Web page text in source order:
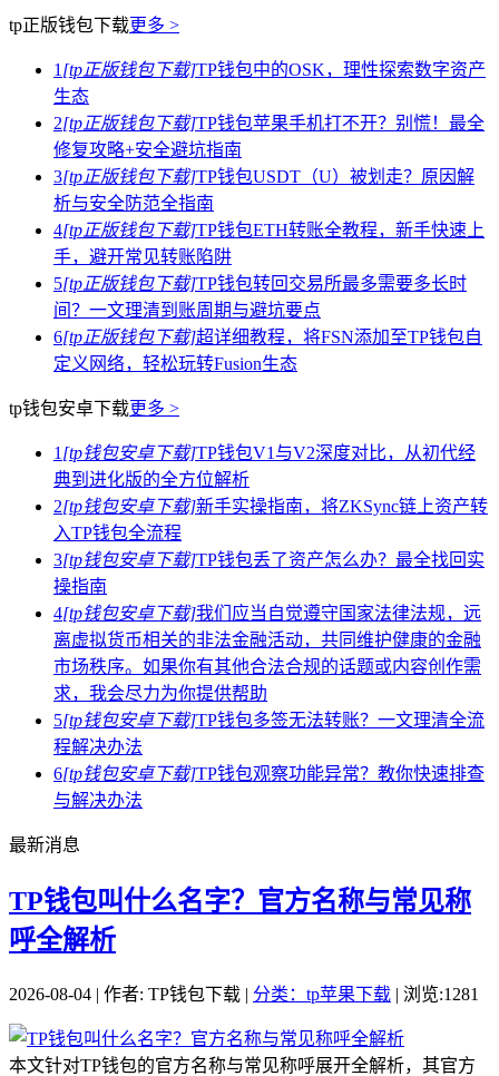
tp正版钱包下载更多 >
1 [tp正版钱包下载]TP钱包中的OSK，理性探索数字资产
生态
2[tp正版钱包下载]TP钱包苹果手机打不开？别慌！最全
修复攻略+安全避坑指南
3[tp正版钱包下载]TP钱包USDT（U）被划走？原因解
析与安全防范全指南
4[tp正版钱包下载]TP钱包ETH转账全教程，新手快速上
手，避开常见转账陷阱
5[tp正版钱包下载]TP钱包转回交易所最多需要多长时
间？一文理清到账周期与避坑要点
6[tp正版钱包下载]超详细教程，将FSN添加至TP钱包自
定义网络，轻松玩转Fusion生态
tp钱包安卓下载更多 >
1 [tp钱包安卓下载]TP钱包V1与V2深度对比，从初代经
典到进化版的全方位解析
2[tp钱包安卓下载]新手实操指南，将ZKSync链上资产转
入TP钱包全流程
3[tp钱包安卓下载]TP钱包丢了资产怎么办？最全找回实
操指南
4[tp钱包安卓下载]我们应当自觉遵守国家法律法规，远
离虚拟货币相关的非法金融活动，共同维护健康的金融
市场秩序。如果你有其他合法合规的话题或内容创作需
求，我会尽力为你提供帮助
5[tp钱包安卓下载]TP钱包多签无法转账？一文理清全流
程解决办法
6[tp钱包安卓下载]TP钱包观察功能异常？教你快速排查
与解决办法
最新消息
TP钱包叫什么名字？官方名称与常见称
呼全解析
2026-08-04 | 作者: TP钱包下载 | 分类：tp苹果下载 | 浏览:1281
本文针对TP钱包的官方名称与常见称呼展开全解析，其官方